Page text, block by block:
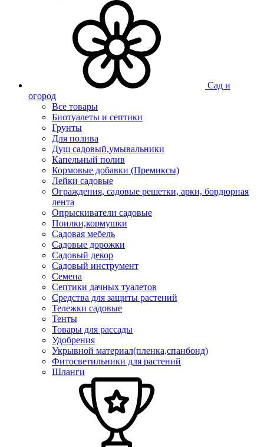
Сад и
огород
Все товары
Биотуалеты и септики
Грунты
Для полива
Душ садовый,умывальники
Капельный полив
Кормовые добавки (Премиксы)
Лейки садовые
Ограждения, садовые решетки, арки, бордюрная
лента
Опрыскиватели садовые
Поилки,кормушки
Садовая мебель
Садовые дорожки
Садовый декор
Садовый инструмент
Семена
Септики дачных туалетов
Средства для защиты растений
Тележки садовые
Тенты
Товары для рассады
Удобрения
Укрывной материал(пленка,спанбонд)
Фитосветильники для растений
Шланги